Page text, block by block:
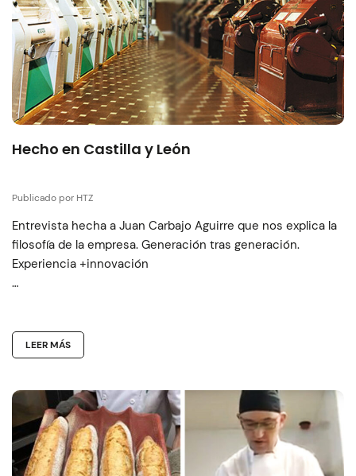
Hecho en Castilla y León
Publicado por HTZ
Entrevista hecha a Juan Carbajo Aguirre que nos explica la
filosofía de la empresa. Generación tras generación.
Experiencia +innovación
…
LEER MÁS